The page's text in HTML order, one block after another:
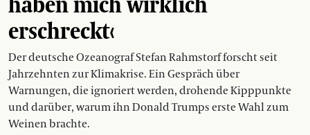
erschreckt‹
Der deutsche Ozeanograf Stefan Rahmstorf forscht seit
Jahrzehnten zur Klimakrise. Ein Gespräch über
Warnungen, die ignoriert werden, drohende Kipppunkte
und darüber, warum ihn Donald Trumps erste Wahl zum
Weinen brachte.